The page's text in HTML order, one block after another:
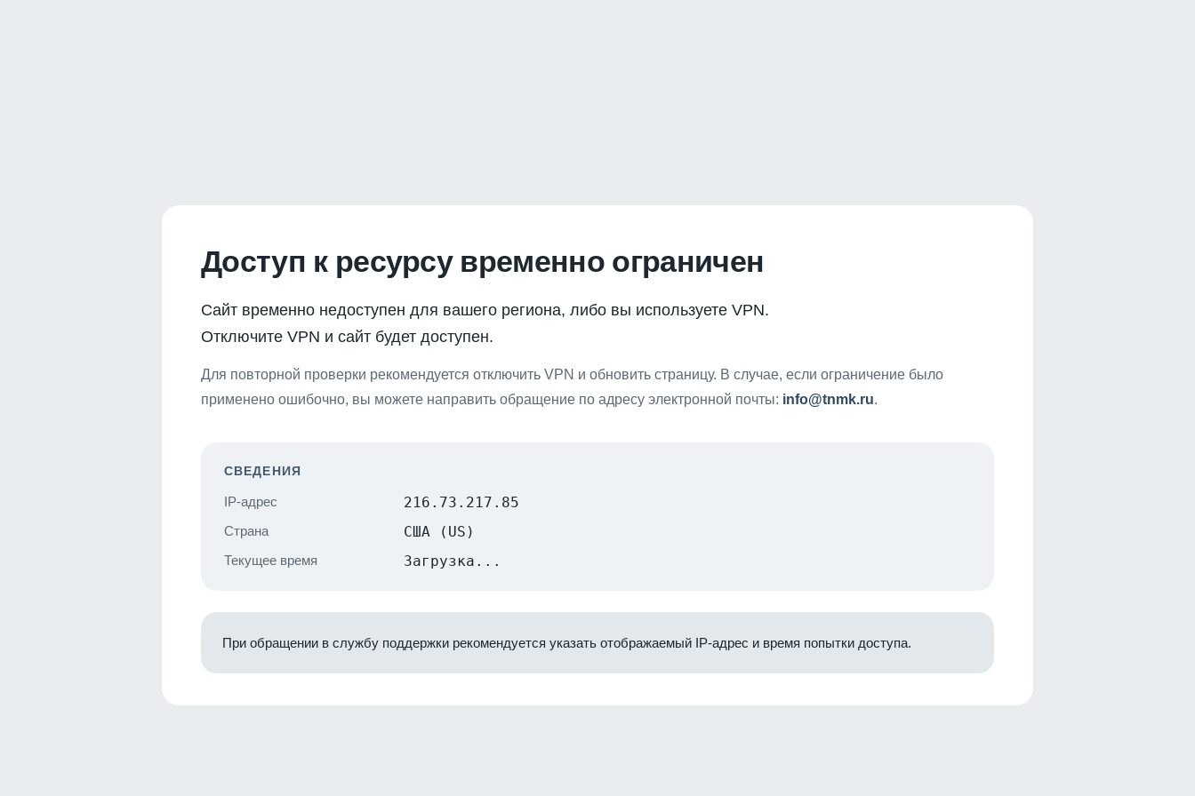
Доступ к ресурсу временно ограничен
Сайт временно недоступен для вашего региона, либо вы используете VPN.
Отключите VPN и сайт будет доступен.
Для повторной проверки рекомендуется отключить VPN и обновить страницу. В случае, если ограничение было
применено ошибочно, вы можете направить обращение по адресу электронной почты: info@tnmk.ru.
СВЕДЕНИЯ
IP-адрес 216.73.217.85
Страна США (US)
Текущее время Загрузка...
При обращении в службу поддержки рекомендуется указать отображаемый IP-адрес и время попытки доступа.